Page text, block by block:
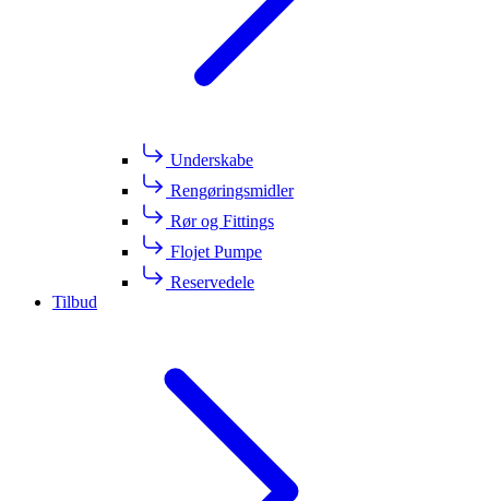
Underskabe
Rengøringsmidler
Rør og Fittings
Flojet Pumpe
Reservedele
Tilbud